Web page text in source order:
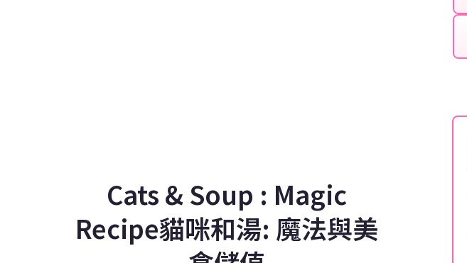
Cats & Soup : Magic
Recipe貓咪和湯: 魔法與美